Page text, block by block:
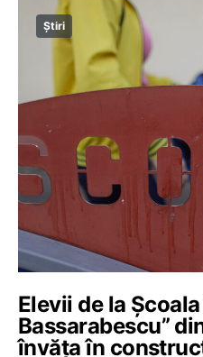
Știri
Elevii de la
Bassarabescu”
învăța în